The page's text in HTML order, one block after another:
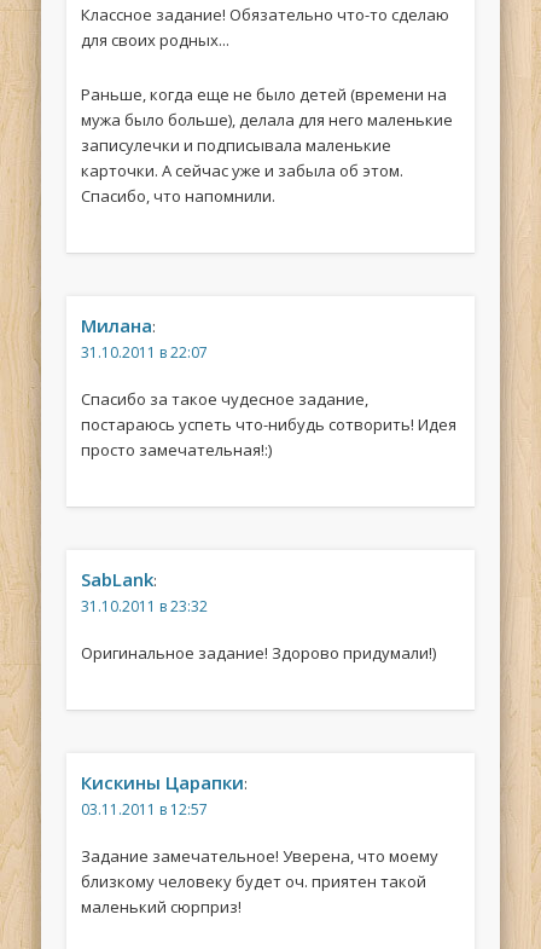
Классное задание! Обязательно что-то сделаю
для своих родных...
Раньше, когда еще не было детей (времени на
мужа было больше), делала для него маленькие
записулечки и подписывала маленькие
карточки. А сейчас уже и забыла об этом.
Спасибо, что напомнили.
Милана:
31.10.2011 в 22:07
Спасибо за такое чудесное задание,
постараюсь успеть что-нибудь сотворить! Идея
просто замечательная!:)
SabLank:
31.10.2011 в 23:32
Оригинальное задание! Здорово придумали!)
Кискины Царапки:
03.11.2011 в 12:57
Задание замечательное! Уверена, что моему
близкому человеку будет оч. приятен такой
маленький сюрприз!